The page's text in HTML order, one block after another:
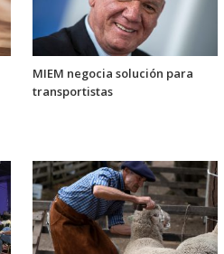
MIEM negocia solución para
transportistas